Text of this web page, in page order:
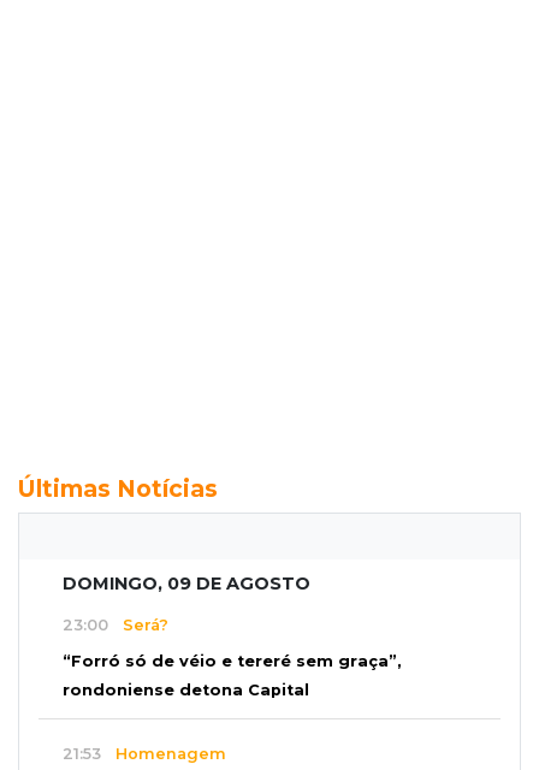
Últimas Notícias
DOMINGO, 09 DE AGOSTO
23:00 Será?
“Forró só de véio e tereré sem graça”,
rondoniense detona Capital
21:53 Homenagem